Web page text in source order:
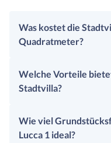
Was kostet die
Quadratmeter?
Welche Vorteile
Stadtvilla?
Wie viel
Lucca 1 ideal?